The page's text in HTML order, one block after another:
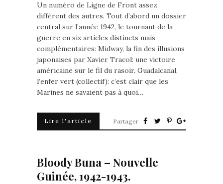
Un numéro de Ligne de Front assez
différent des autres. Tout d’abord un dossier
central sur l’année 1942, le tournant de la
guerre en six articles distincts mais
complémentaires: Midway, la fin des illusions
japonaises par Xavier Tracol: une victoire
américaine sur le fil du rasoir. Guadalcanal,
l’enfer vert (collectif): c’est clair que les
Marines ne savaient pas à quoi…
Lire l'article Partager
Bloody Buna – Nouvelle
Guinée, 1942-1943.